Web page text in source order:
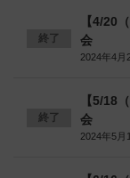
終了
【4/20
会
2024年4月
終了
【5/18
会
2024年5月